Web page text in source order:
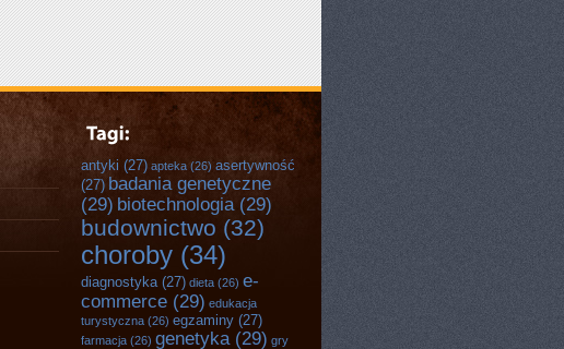
antyki (27) apteka (26) asertywność
(27) badania genetyczne
(29) biotechnologia (29)
budownictwo (32)
choroby (34)
diagnostyka(27) dieta (26) e-
commerce (29) edukacja
turystyczna (26) egzaminy (27)
farmacja (26) genetyka (29) gry